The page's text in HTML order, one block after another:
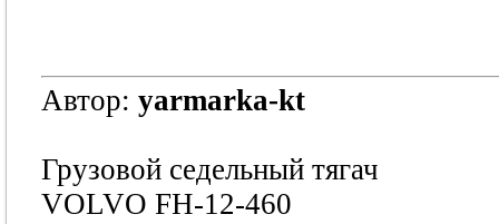
Автор: yarmarka-kt
Грузовой седельный тягач
VOLVO FH-12-460